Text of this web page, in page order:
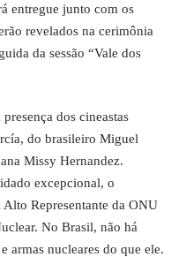
entregue junto com os
revelados na cerimônia
da sessão “Vale dos
dos cineastas
do brasileiro Miguel
Missy Hernandez.
excepcional, o
Representante da ONU
No Brasil, não há
armas nucleares do que ele.